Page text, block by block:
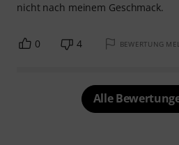
nicht nach meinem Geschmack.
0 4 BEWERTUNG
Alle